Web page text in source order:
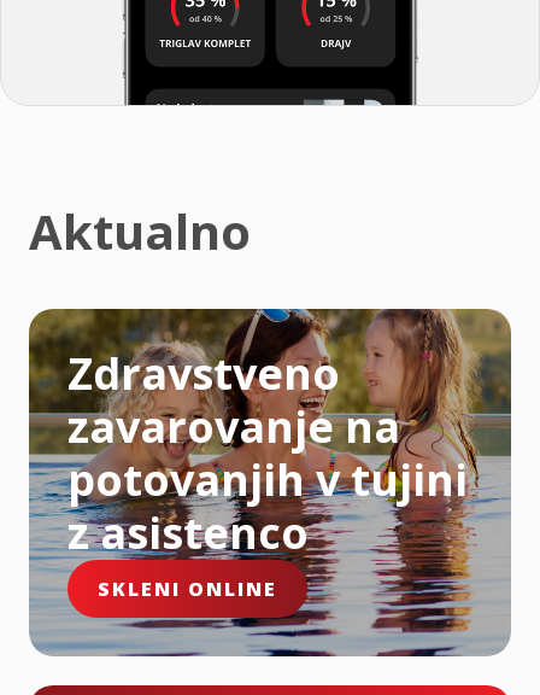
Aktualno
Zdravstveno
zavarovanje na
potovanjih v tujini
z asistenco
SKLENI ONLINE